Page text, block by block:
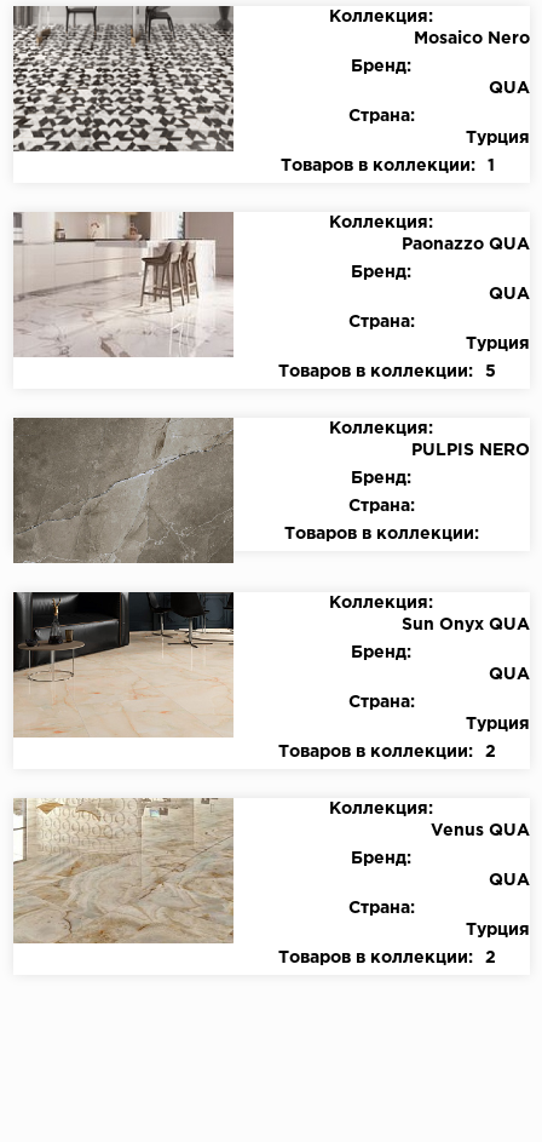
Коллекция:
Mosaico Nero
Бренд:
QUA
Страна:
Турция
Товаров в коллекции:
1
Коллекция:
Paonazzo QUA
Бренд:
QUA
Страна:
Турция
Товаров в коллекции:
5
Коллекция:
PULPIS NERO
Бренд:
Страна:
Товаров в коллекции:
Коллекция:
Sun Onyx QUA
Бренд:
QUA
Страна:
Турция
Товаров в коллекции:
2
Коллекция:
Venus QUA
Бренд:
QUA
Страна:
Турция
Товаров в коллекции:
2